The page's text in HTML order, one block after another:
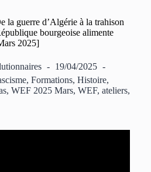
la guerre d’Algérie à la trahison
bourgeoise alimente
2025]
19/04/2025
, Formations, Histoire,
, WEF 2025 Mars, WEF, ateliers,